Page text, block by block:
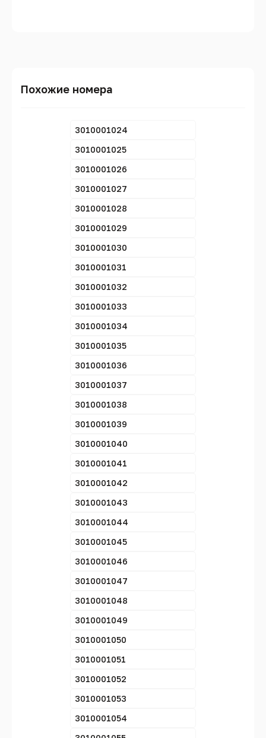
Похожие номера
3010001024
3010001025
3010001026
3010001027
3010001028
3010001029
3010001030
3010001031
3010001032
3010001033
3010001034
3010001035
3010001036
3010001037
3010001038
3010001039
3010001040
3010001041
3010001042
3010001043
3010001044
3010001045
3010001046
3010001047
3010001048
3010001049
3010001050
3010001051
3010001052
3010001053
3010001054